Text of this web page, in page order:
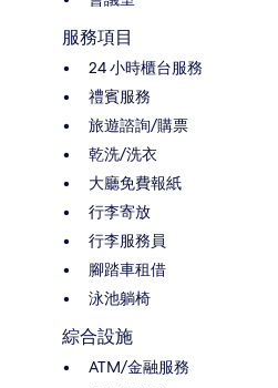
服務項目
24 小時櫃台服務
禮賓服務
旅遊諮詢/購票
乾洗/洗衣
大廳免費報紙
行李寄放
行李服務員
腳踏車租借
泳池躺椅
綜合設施
ATM/金融服務